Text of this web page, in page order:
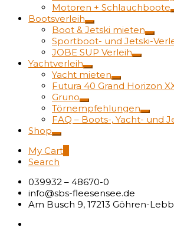
Motoren + Schlauchboote
Bootsverleih
Boot & Jetski mieten
Sportboot- und Jetski-
JOBE SUP Verleih
Yachtverleih
Yacht mieten
Futura 40 Grand Horizon
Gruno
Törnempfehlungen
FAQ – Boots-, Yacht- und
Shop
My Cart
Search
039932 – 48670-0
info@sbs-fleesensee.de
Am Busch 9, 17213 Göhren-